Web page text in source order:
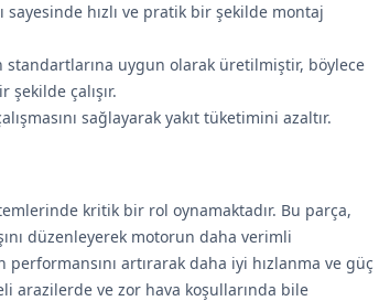
sayesinde hızlı ve pratik bir şekilde montaj
standartlarına uygun olarak üretilmiştir, böylece
çalışır.
sağlayarak yakıt tüketimini azaltır.
kritik bir rol oynamaktadır. Bu parça,
düzenleyerek motorun daha verimli
performansını artırarak daha iyi hızlanma ve güç
arazilerde ve zor hava koşullarında bile